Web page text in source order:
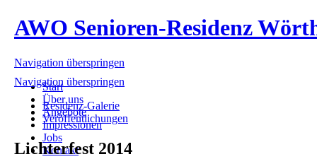
AWO Senioren-Residenz
Navigation überspringen
Start
Über uns
Angebote
Impressionen
Jobs
Kontakt
Navigation überspringen
Residenz-Galerie
Veröffentlichungen
Lichterfest 2014